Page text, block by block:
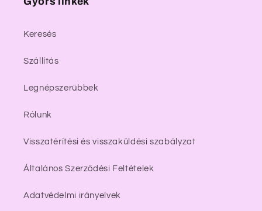
Keresés
Szállítás
Legnépszerűbbek
Rólunk
Visszatérítési és visszaküldési szabályzat
Általános Szerződési Feltételek
Adatvédelmi irányelvek